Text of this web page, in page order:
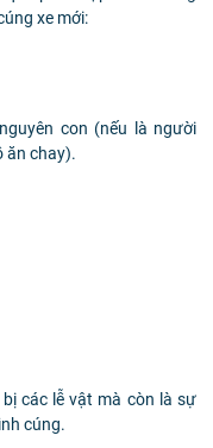
xe mới:
con (nếu là người
ăn chay).
các lễ vật mà còn là sự
cúng.